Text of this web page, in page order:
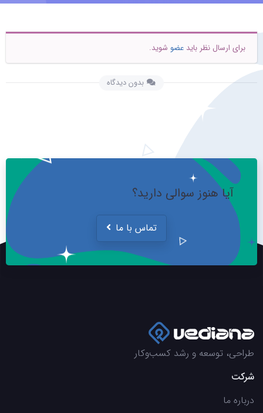
برای ارسال نظر باید عضو شوید.
بدون دیدگاه
آیا هنوز سوالی دارید؟
تماس با ما
طراحی، توسعه و رشد کسب‌وکار
شرکت
درباره ما